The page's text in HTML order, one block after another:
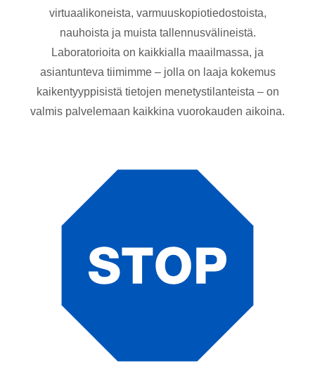
virtuaalikoneista, varmuuskopiotiedostoista,
nauhoista ja muista tallennusvälineistä.
Laboratorioita on kaikkialla maailmassa, ja
asiantunteva tiimimme – jolla on laaja kokemus
kaikentyyppisistä tietojen menetystilanteista – on
valmis palvelemaan kaikkina vuorokauden aikoina.